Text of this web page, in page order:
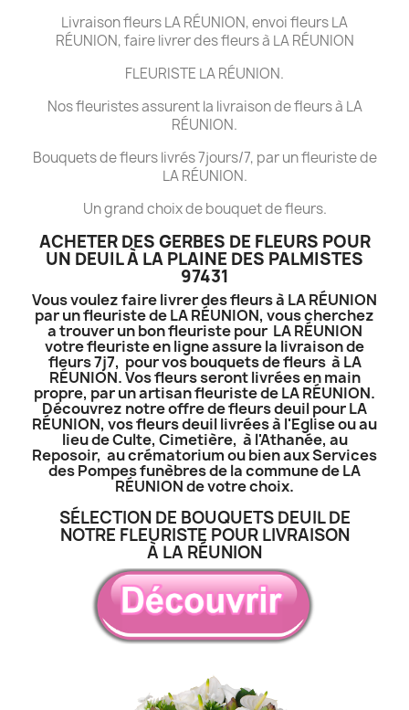
Livraison fleurs LA RÉUNION, envoi fleurs LA
RÉUNION, faire livrer des fleurs à LA RÉUNION
FLEURISTE LA RÉUNION.
Nos fleuristes assurent la livraison de fleurs à LA
RÉUNION.
Bouquets de fleurs livrés 7jours/7, par un fleuriste de
LA RÉUNION.
Un grand choix de bouquet de fleurs.
ACHETER DES GERBES DE FLEURS POUR
UN DEUIL À LA PLAINE DES PALMISTES
97431
Vous voulez faire livrer des fleurs à LA RÉUNION
par un fleuriste de LA RÉUNION, vous cherchez
a trouver un bon fleuriste pour LA RÉUNION
votre fleuriste en ligne assure la livraison de
fleurs 7j7, pour vos bouquets de fleurs à LA
RÉUNION. Vos fleurs seront livrées en main
propre, par un artisan fleuriste de LA RÉUNION.
Découvrez notre offre de fleurs deuil pour LA
RÉUNION, vos fleurs deuil livrées à l'Eglise ou au
lieu de Culte, Cimetière, à l'Athanée, au
Reposoir, au crématorium ou bien aux Services
des Pompes funèbres de la commune de LA
RÉUNION de votre choix.
SÉLECTION DE BOUQUETS DEUIL DE
NOTRE FLEURISTE POUR LIVRAISON
À LA RÉUNION